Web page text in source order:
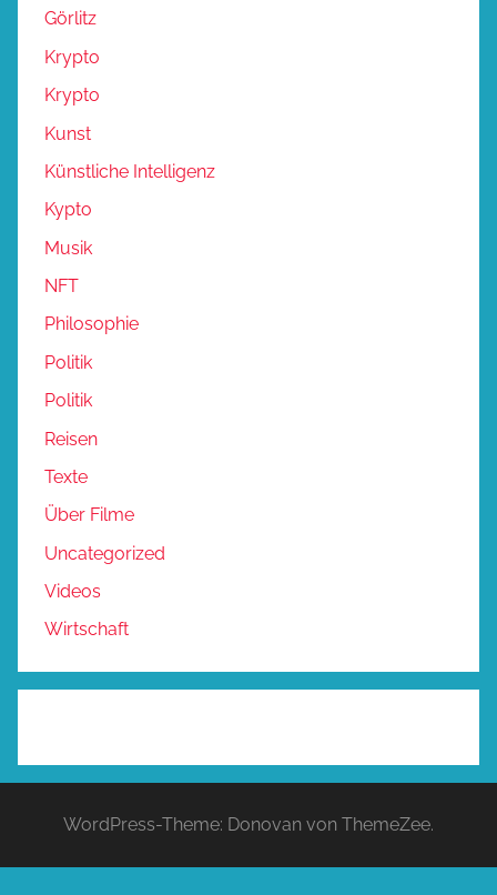
Görlitz
Krypto
Krypto
Kunst
Künstliche Intelligenz
Kypto
Musik
NFT
Philosophie
Politik
Politik
Reisen
Texte
Über Filme
Uncategorized
Videos
Wirtschaft
WordPress-Theme: Donovan von ThemeZee.